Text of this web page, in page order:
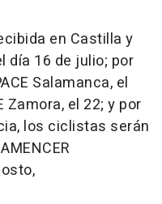
en Castilla y
día 16 de julio; por
Salamanca, el
Zamora, el 22; y por
los ciclistas serán